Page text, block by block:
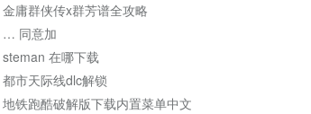
金庸群侠传x群芳谱全攻略
… 同意加
steman 在哪下载
都市天际线dlc解锁
地铁跑酷破解版下载内置菜单中文